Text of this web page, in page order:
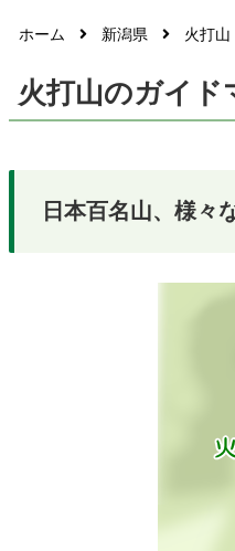
ホーム 新潟県 火打山
火打山のガイド
日本百名山、様々